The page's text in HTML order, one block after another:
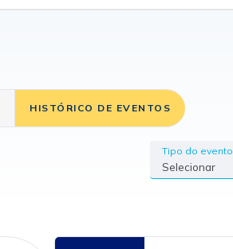
HISTÓRICO DE EVENTOS
Tipo do evento
Selecionar